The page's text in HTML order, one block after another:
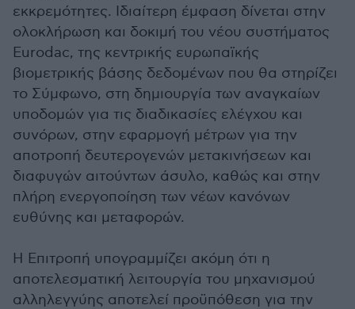
εκκρεμότητες. Ιδιαίτερη έμφαση δίνεται στην
ολοκλήρωση και δοκιμή του νέου συστήματος
Eurodac, της κεντρικής ευρωπαϊκής
βιομετρικής βάσης δεδομένων που θα στηρίζει
το Σύμφωνο, στη δημιουργία των αναγκαίων
υποδομών για τις διαδικασίες ελέγχου και
συνόρων, στην εφαρμογή μέτρων για την
αποτροπή δευτερογενών μετακινήσεων και
διαφυγών αιτούντων άσυλο, καθώς και στην
πλήρη ενεργοποίηση των νέων κανόνων
ευθύνης και μεταφορών.
Η Επιτροπή υπογραμμίζει ακόμη ότι η
αποτελεσματική λειτουργία του μηχανισμού
αλληλεγγύης αποτελεί προϋπόθεση για την